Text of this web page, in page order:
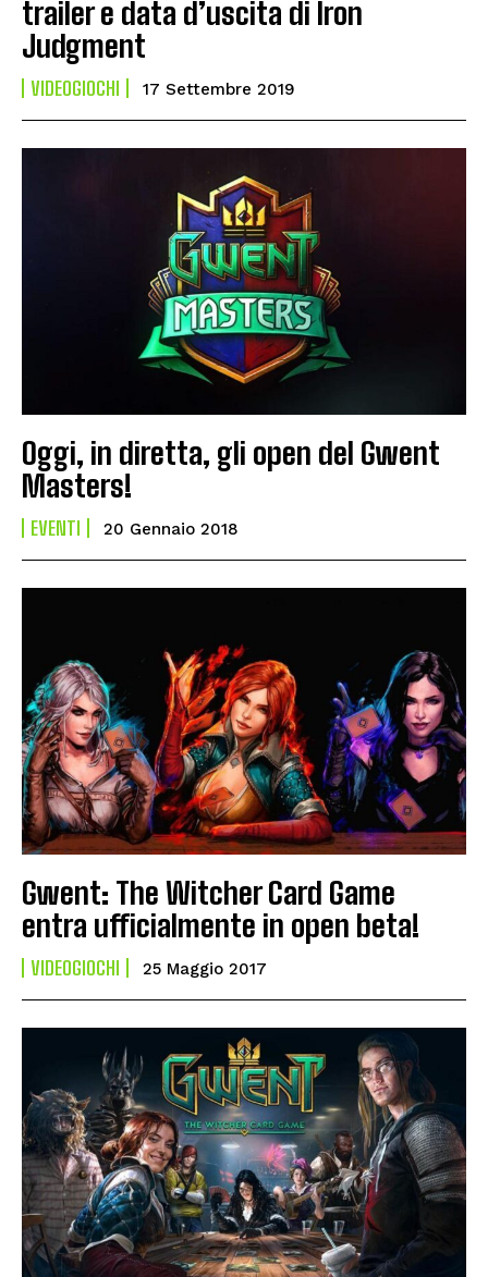
trailer e data d’uscita di Iron
Judgment
VIDEOGIOCHI 17 Settembre 2019
Oggi, in diretta, gli open del Gwent
Masters!
EVENTI 20 Gennaio 2018
Gwent: The Witcher Card Game
entra ufficialmente in open beta!
VIDEOGIOCHI 25 Maggio 2017